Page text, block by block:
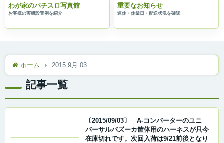
わが家のパチスロ写真館 重要なお知らせ
ホーム 2015 9月 03
記事一覧
〔2015/09/03〕 A-コンバーターのユニ
バーサルバズーカ筐体用のハーネスが只今
在庫切れです。次回入荷は9/21前後となり